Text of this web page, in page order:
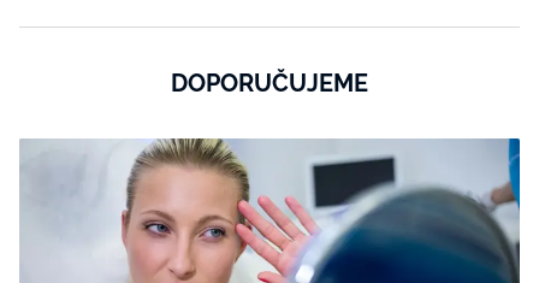
DOPORUČUJEME